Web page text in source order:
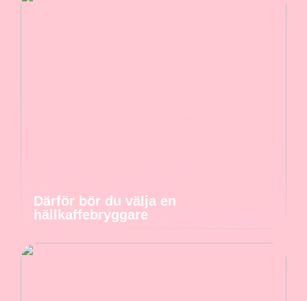
Därför bör du välja en
hällkaffebryggare